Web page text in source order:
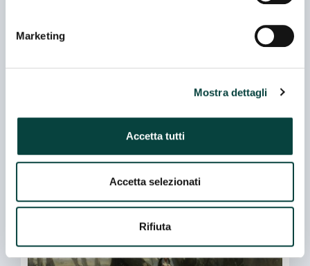
Marketing
Mostra dettagli
Accetta tutti
Accetta selezionati
Rifiuta
Olio su tela.
Datazione:1880
Ardenza (Uliveta ad Antignano)